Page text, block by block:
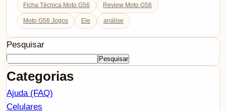
Ficha Técnica Moto G56 Review Moto G56
Moto G56 Jogos Ele análise
Pesquisar
Pesquisar
Categorias
Ajuda (FAQ)
Celulares